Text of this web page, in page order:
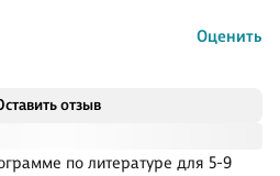
отзыв
по литературе для 5-9
Оценить